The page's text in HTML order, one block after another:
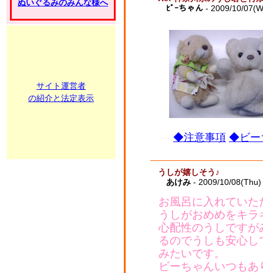
ぬいぐるみのみんな様へ
サイト運営者
の紹介と法定表示
ﾋﾞｰちゃん - 2009/10/
◆注意事項 ◆ビー
うしが嬉しそう♪
あけみ - 2009/10/
お風呂に入れてい
うしがおめめをキ
心配性のうしです
るのでうしも安心
みたいです。
ビーちゃんいつもあ